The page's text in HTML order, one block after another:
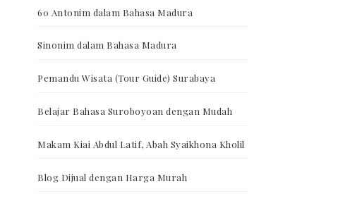
60 Antonim dalam Bahasa Madura
Sinonim dalam Bahasa Madura
Pemandu Wisata (Tour Guide) Surabaya
Belajar Bahasa Suroboyoan dengan Mudah
Makam Kiai Abdul Latif, Abah Syaikhona Kholil
Blog Dijual dengan Harga Murah